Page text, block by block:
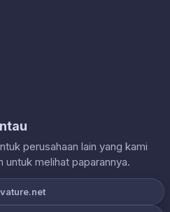
perusahaan lain yang kami
untuk melihat paparannya.